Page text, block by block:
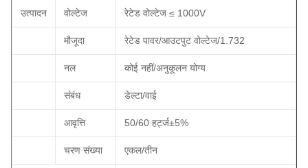
उत्पादन वोल्टेज रेटेड वोल्टेज ≤ 1000V
मौजूदा रेटेड पावर/आउटपुट वोल्टेज/1.732
नल कोई नहीं/अनुकूलन योग्य
संबंध डेल्टा/वाई
आवृत्ति 50/60 हर्ट्ज±5%
चरण संख्या एकल/तीन